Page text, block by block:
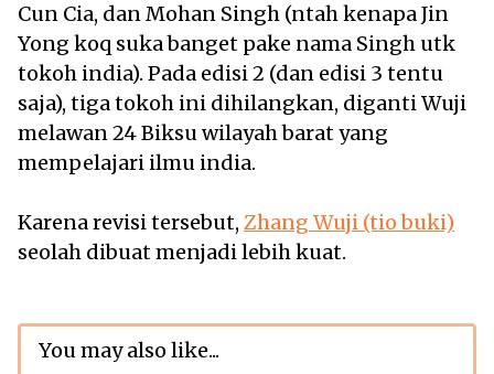
Cun Cia, dan Mohan Singh (ntah kenapa Jin
Yong koq suka banget pake nama Singh utk
tokoh india). Pada edisi 2 (dan edisi 3 tentu
saja), tiga tokoh ini dihilangkan, diganti Wuji
melawan 24 Biksu wilayah barat yang
mempelajari ilmu india.
Karena revisi tersebut, Zhang Wuji (tio buki)
seolah dibuat menjadi lebih kuat.
You may also like...